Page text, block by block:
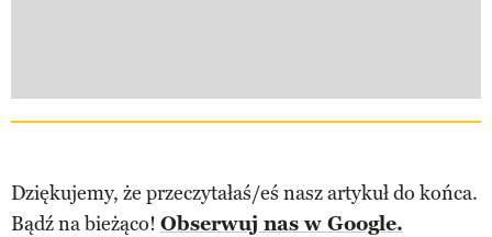
Dziękujemy, że przeczytałaś/eś nasz artykuł do końca.
Bądź na bieżąco! Obserwuj nas w Google.